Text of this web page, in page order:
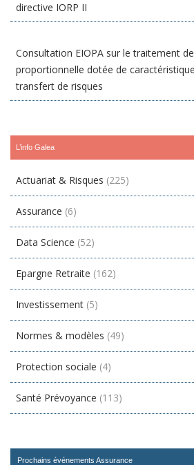
directive IORP II
Consultation EIOPA sur le traitement
proportionnelle dotée de
transfert de risques
L’info Galea
Actuariat & Risques (225)
Assurance (6)
Data Science (52)
Epargne Retraite (162)
Investissement (5)
Normes & modèles (49)
Protection sociale (4)
Santé Prévoyance (113)
Prochains événements Assurance